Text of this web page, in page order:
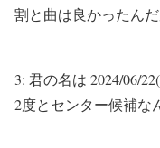
割と曲は良かったん
3: 君の名は 2024/06/
2度とセンター候補な